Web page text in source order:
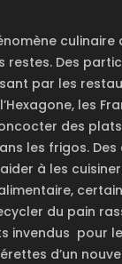
culinaire
restes. Des
par les
les
des
les frigos.
à les
du pain
invendus pour
d’un